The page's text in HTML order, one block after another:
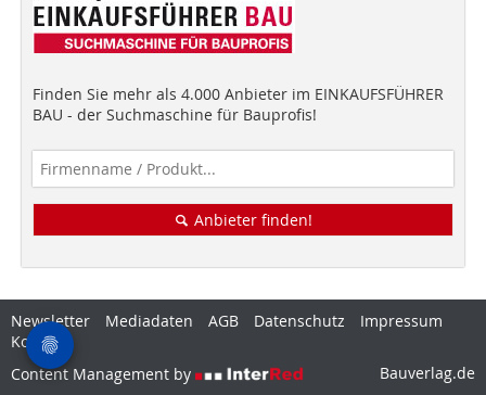
Finden Sie mehr als 4.000 Anbieter im EINKAUFSFÜHRER
BAU - der Suchmaschine für Bauprofis!
Anbieter finden!
Newsletter Mediadaten AGB Datenschutz
Impressum
Kontakt
Content Management by
Bauverlag.de